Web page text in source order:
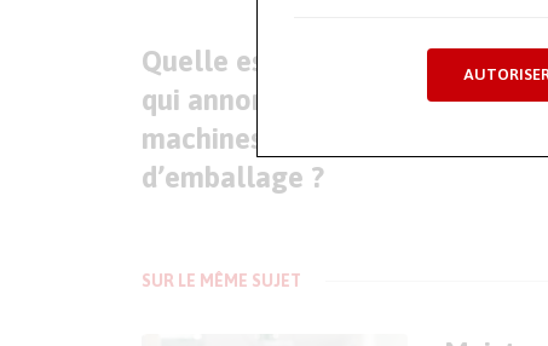
Quelle est cette solution de
qui annonce la fin des arrêts-
machines sur les lignes
d’emballage ?
SUR LE MÊME SUJET